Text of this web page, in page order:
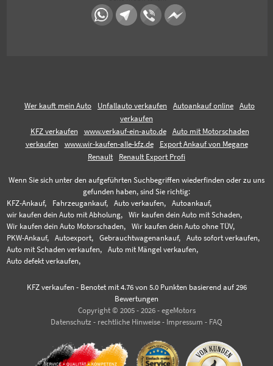
Wer kauft mein Auto Unfallauto verkaufen Autoankauf online
Auto
verkaufen
KFZ verkaufen
www.verkauf-ein-auto.de
Auto mit Motorschaden
verkaufen
www.wir-kaufen-alle-kfz.de
Export Ankauf von Megane
Renault
Renault Export Profi
Wenn Sie sich unter den aufgeführten Suchbegriffen wiederfinden oder zu uns
gefunden haben, sind Sie richtig:
KFZ-Ankauf,
Fahrzeugankauf, Auto verkaufen,
Autoankauf,
wir kaufen dein Auto mit Abholung,
Wir kaufen dein Auto mit Schaden,
Wir kaufen dein Auto Motorschaden,
Wir kaufen dein Auto ohne TÜV,
PKW-Ankauf,
Autoexport, Gebrauchtwagenankauf,
Auto sofort verkaufen,
Auto mit Schaden verkaufen,
Auto mit Mängel verkaufen,
Auto defekt verkaufen,
KFZ verkaufen- Benotet mit 4.76von 5.0 Punkten basierend auf 296
Bewertungen
Copyright © 2005 - 2026 - egeMotors
Datenschutz - rechtliche Hinweise - Impressum - FAQ